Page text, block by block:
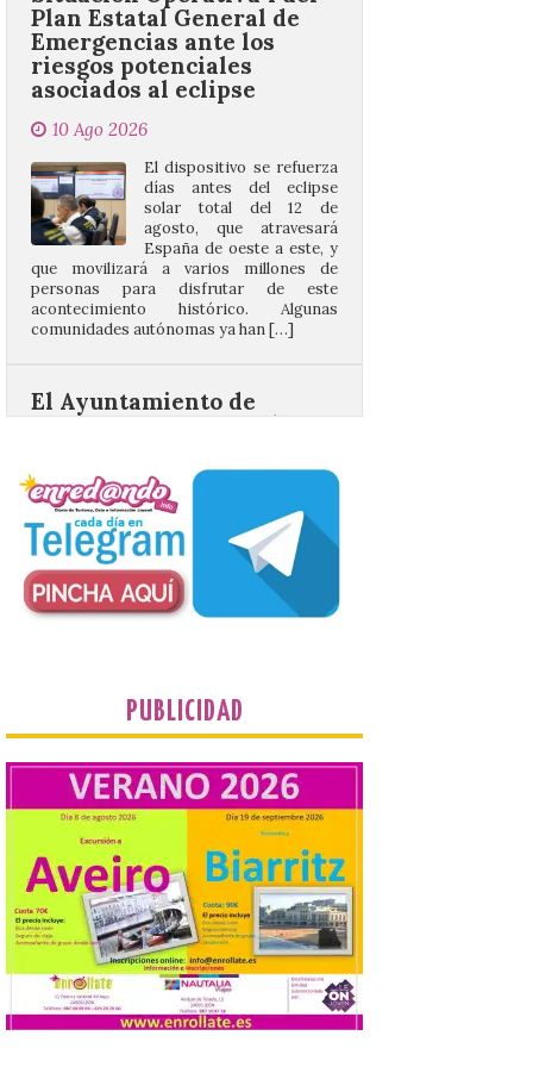
asociados al eclipse
10 Ago 2026
El dispositivo se refuerza
solar total del 12 de
España de oeste a este, y
que movilizará a varios millones de
personas para disfrutar de este
acontecimiento histórico. Algunas
comunidades autónomas ya han […]
El Ayuntamiento de
concierto único con
motivo del eclipse de sol
La cita, que se celebrará el
12 de agosto en el
enlosado de la Catedral,
incluye el estreno absoluto
de una composición del
músico segoviano Geni Uñón. Turismo de
Segovia lanza el Premio Internacional de
València prepara un
operativo especial de
limpieza en las playas y el
punto de observación para
el eclipse solar del día 12
10 Ago 2026
El Ayuntamiento ha
coordinado este refuerzo
con el dispositivo de
seguridad, movilidad,
atención sanitaria y
protección civil previsto ante la elevada
afluencia. . El Ayuntamiento de València ha
dispuesto un operativo extraordinario de
PUBLICIDAD